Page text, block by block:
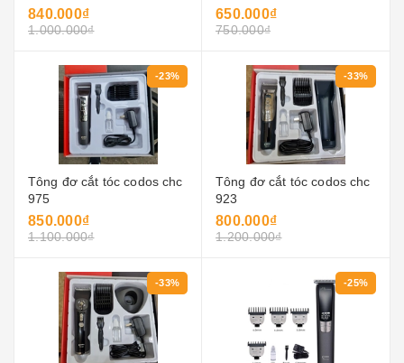
840.000₫
1.000.000₫
650.000₫
750.000₫
-23%
Tông đơ cắt tóc codos chc
975
850.000₫
1.100.000₫
-33%
Tông đơ cắt tóc codos chc
923
800.000₫
1.200.000₫
-33% -25%